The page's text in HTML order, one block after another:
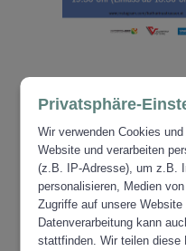
ZUR
Privatsphäre-
Wir verwenden Cookies
Website und verarbeiten
(z.B. IP-Adresse), um z.B.
personalisieren, Medien
Zugriffe auf unsere
Datenverarbeitung kann
stattfinden. Wir teilen diese